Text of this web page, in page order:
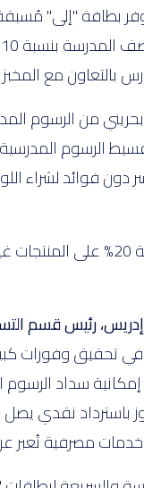
الأمور على فرصة للفوز باسترداد
فوائد لشراء
إدريس، رئيس قسم
وفورات
سداد
مصرفية تُعبر